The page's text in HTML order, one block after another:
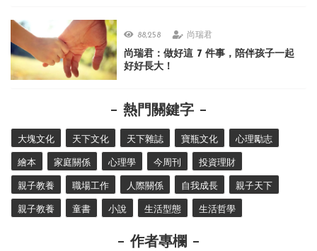
88,258 尚瑞君
尚瑞君：做好這 7 件事，陪伴孩子一起
好好長大！
熱門關鍵字
大塊文化 天下文化 天下雜誌 寶瓶文化 心理勵志
繪本 家庭關係 心理學 今周刊 投資理財
親子教養 職場工作 人際關係 自我成長 親子天下
親子教養 童書 小說 生活型態 生活哲學
作者專欄